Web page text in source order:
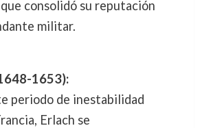
consolidó su reputación
militar.
1653):
periodo de inestabilidad
Erlach se